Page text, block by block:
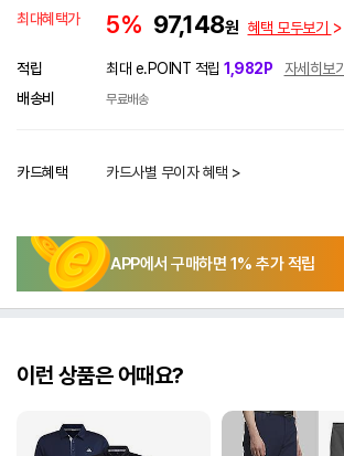
최대혜택가
5% 97,148원 혜택 모두보기
적립 최대 e.POINT 적립 1,982P
자세히보기
배송비
무료배송
카드혜택 카드사별 무이자 혜택 >
APP에서 구매하면 1% 추가 적립
이런 상품은 어때요?